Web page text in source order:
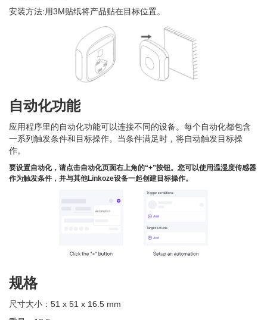
安装方法:用3M贴纸将产品贴在目标位置。
自动化功能
应用程序里的自动化功能可以连接不同的设备。每个自动化都包含
一系列触发条件和目标操作。当条件满足时，将自动触发目标操
作。
要设置自动化，请点击自动化页面右上角的“+”按钮。您可以使用温湿度传感器
作为触发条件，并与其他Linkoze设备一起创建目标操作。
规格
尺寸大小：51 x 51 x 16.5 mm